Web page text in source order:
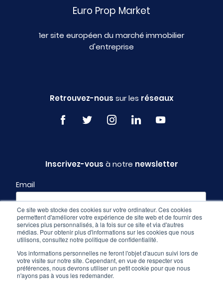
Ce site web stocke des cookies sur votre ordinateur. Ces cookies
permettent d'améliorer votre expérience de site web et de fournir des
services plus personnalisés, à la fois sur ce site et via d'autres
médias. Pour obtenir plus d'informations sur les cookies que nous
utilisons, consultez notre politique de confidentialité.
Vos informations personnelles ne feront l'objet d'aucun suivi lors de
votre visite sur notre site. Cependant, en vue de respecter vos
préférences, nous devrons utiliser un petit cookie pour que nous
n'ayons pas à vous les redemander.
Euro Prop Market
1er site européen du marché immobilier
d'entreprise
Retrouvez-nous sur les réseaux
Inscrivez-vous à notre newsletter
Email
Profil